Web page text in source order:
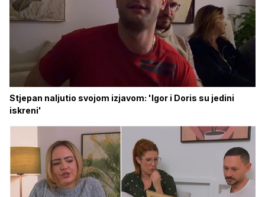
Stjepan naljutio svojom izjavom: 'Igor i Doris su jedini
iskreni'